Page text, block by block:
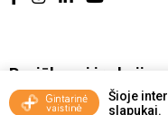
Šioje
slapukai.
Pasiūlymai ir akcijos